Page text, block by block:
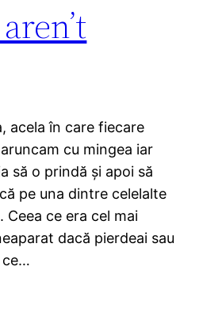
acela în care fiecare
cu mingea iar
să o prindă și apoi să
pe una dintre celelalte
Ceea ce era cel mai
dacă pierdeai sau
ce…